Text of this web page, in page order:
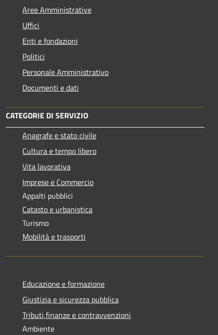
Aree Amministrative
Uffici
Enti e fondazioni
Politici
Personale Amministrativo
Documenti e dati
CATEGORIE DI SERVIZIO
Anagrafe e stato civile
Cultura e tempo libero
Vita lavorativa
Imprese e Commercio
Appalti pubblici
Catasto e urbanistica
Turismo
Mobilità e trasporti
Educazione e formazione
Giustizia e sicurezza pubblica
Tributi,finanze e contravvenzioni
Ambiente